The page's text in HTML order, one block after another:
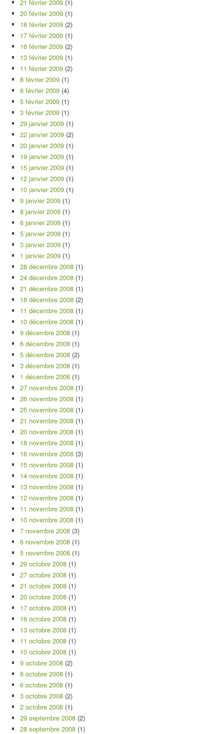
21 février 2009 (1)
20 février 2009 (1)
18 février 2009 (2)
17 février 2009 (1)
16 février 2009 (2)
13 février 2009 (1)
11 février 2009 (2)
8 février 2009 (1)
6 février 2009 (4)
5 février 2009 (1)
3 février 2009 (1)
29 janvier 2009 (1)
22 janvier 2009 (2)
20 janvier 2009 (1)
19 janvier 2009 (1)
15 janvier 2009 (1)
12 janvier 2009 (1)
10 janvier 2009 (1)
9 janvier 2009 (1)
8 janvier 2009 (1)
6 janvier 2009 (1)
5 janvier 2009 (1)
3 janvier 2009 (1)
1 janvier 2009 (1)
28 décembre 2008 (1)
24 décembre 2008 (1)
21 décembre 2008 (1)
18 décembre 2008 (2)
11 décembre 2008 (1)
10 décembre 2008 (1)
9 décembre 2008 (1)
6 décembre 2008 (1)
5 décembre 2008 (2)
3 décembre 2008 (1)
1 décembre 2008 (1)
27 novembre 2008 (1)
26 novembre 2008 (1)
25 novembre 2008 (1)
21 novembre 2008 (1)
20 novembre 2008 (1)
18 novembre 2008 (1)
16 novembre 2008 (3)
15 novembre 2008 (1)
14 novembre 2008 (1)
13 novembre 2008 (1)
12 novembre 2008 (1)
11 novembre 2008 (1)
10 novembre 2008 (1)
7 novembre 2008 (3)
6 novembre 2008 (1)
5 novembre 2008 (1)
29 octobre 2008 (1)
27 octobre 2008 (1)
21 octobre 2008 (1)
20 octobre 2008 (1)
17 octobre 2008 (1)
16 octobre 2008 (1)
13 octobre 2008 (1)
11 octobre 2008 (1)
10 octobre 2008 (1)
9 octobre 2008 (2)
8 octobre 2008 (1)
6 octobre 2008 (1)
3 octobre 2008 (2)
2 octobre 2008 (1)
29 septembre 2008 (2)
28 septembre 2008 (1)